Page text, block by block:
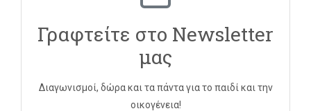
Γραφτείτε στο Newsletter
μας
Διαγωνισμοί, δώρα και τα πάντα για το παιδί και την
οικογένεια!